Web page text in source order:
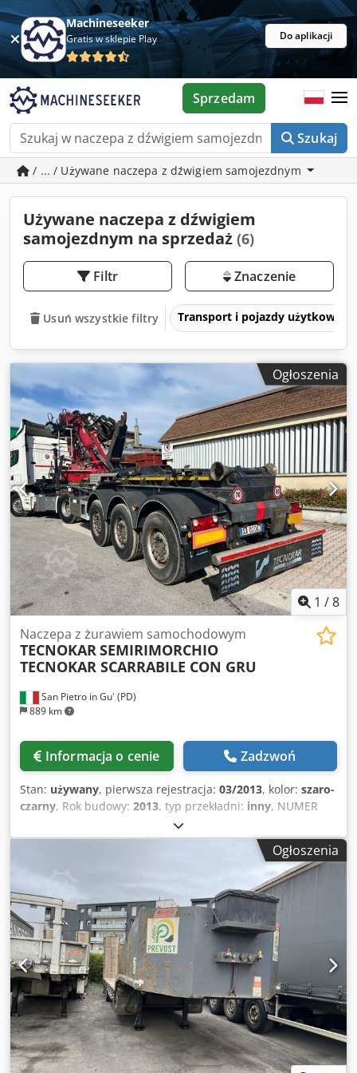
Machineseeker
Gratis w sklepie Play Do aplikacji
Szukaj
Sprzedam
/ ... / Używane naczepa z dźwigiem samojezdnym
Używane naczepa z dźwigiem
samojezdnym na sprzedaż (6)
Filtr Znaczenie
Usuń wszystkie filtry Transport i pojazdy użytkowe
Ogłoszenia
1 /8
San Pietro in Gu' (PD)
889 km
Naczepa z żurawiem samochodowym
TECNOKARSEMIRIMORCHIO
TECNOKAR SCARRABILE CON GRU
Informacja o cenie Zadzwoń
Stan: używany, pierwsza rejestracja: 03/2013, kolor: szaro-
czarny, Rok budowy: 2013, typ przekładni: inny, NUMER
REJESTRACYJNY: XA020AJ OPIS: Naczepa samowyładowcza
TECNOKAR z żurawiem NR REF.: 25R14 ROK PRODUKCJI:
03/2013 OSIE: 3 MAKSYMALNA DŁUGOŚĆ: 9,60 m KRAJ
POCHODZENIA: Włochy ŁADOWNOŚĆ: 25900 kg -
ŁADOWNOŚĆ NACZEPY: 38000 kg przy pełnym obciążeniu
RODZAJ NADWOZIA: samowyładowcza MODEL NADWOZIA:
HYVALIFT 30.67 SK WYSUW: tak OBRÓT: tak ROLKA:
chowana ADR: nie WYMIARY ŁADOWNI: OD: 5,00 m + 0,20
m DO: 7,60 m + 0,20 m ZAWIESZENIE: pneumatyczne
HAMULCE: tarczowe OPONY: 385/65 R.22.5 WYPOSAŻENIE:
- żuraw PENZ 15ZRT8.50, składany, rok produkcji 2012, 1
wysuw na pierwszym ramieniu i 2 wysuwy na drugim
ramieniu - joystick - chwytak GUSELLA SHZ305/K/0 z 6
łopatami, rok produkcji 2012, udźwig 300 l, waga 428 kg z
wbudowanym rotatorem ODNOWIONY: nie Dcsdpfxsx
Ogłoszenia